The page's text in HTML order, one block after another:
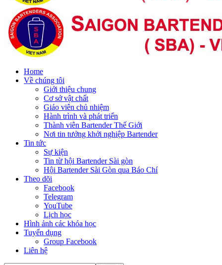
Home
Về chúng tôi
Giới thiệu chung
Cơ sở vật chất
Giáo viên chủ nhiệm
Hành trình và phát triển
Thành viên Bartender Thế Giới
Nơi tin tưởng khởi nghiệp Bartender
Tin tức
Sự kiện
Tin từ hội Bartender Sài gòn
Hội Bartender Sài Gòn qua Báo Chí
Theo dõi
Facebook
Telegram
YouTube
Lịch học
Hình ảnh các khóa học
Tuyển dụng
Group Facebook
Liên hệ